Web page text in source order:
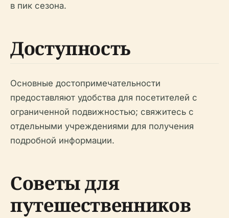
в пик сезона.
Доступность
Основные достопримечательности
предоставляют удобства для посетителей с
ограниченной подвижностью; свяжитесь с
отдельными учреждениями для получения
подробной информации.
Советы для
путешественников